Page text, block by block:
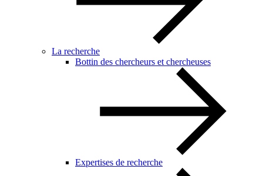
La recherche
Bottin des chercheurs et chercheuses
Expertises de recherche